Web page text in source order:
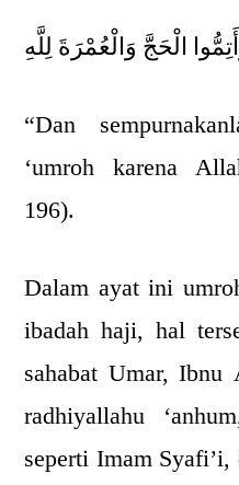
الْحَجَّ وَالْعُمْرَةَ لِلَّهِ
“Dan
‘umroh karena
196).
Dalam ayat ini
ibadah haji, hal
sahabat Umar,
radhiyallahu
seperti Imam